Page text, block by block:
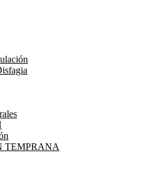
TEMPRANA